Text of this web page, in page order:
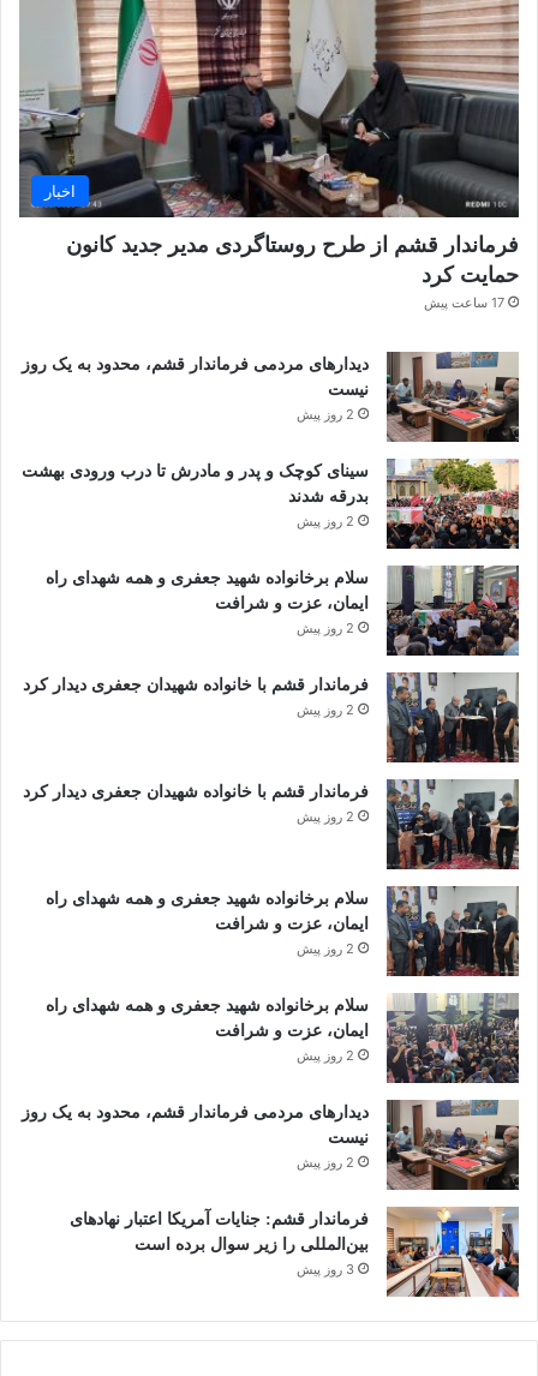
اخبار
فرماندار قشم از طرح روستاگردی مدیر جدید کانون
حمایت کرد ‌ ‌
17 ساعت پیش
دیدارهای مردمی فرماندار قشم، محدود به یک روز
نیست
2 روز پیش
سینای کوچک و پدر و مادرش تا درب ورودی بهشت
بدرقه شدند
2 روز پیش
سلام برخانواده شهید جعفری و همه شهدای راه
ایمان، عزت و شرافت
2 روز پیش
فرماندار قشم با خانواده شهیدان جعفری دیدار کرد
2 روز پیش
فرماندار قشم با خانواده شهیدان جعفری دیدار کرد
2 روز پیش
سلام برخانواده شهید جعفری و همه شهدای راه
ایمان، عزت و شرافت
2 روز پیش
سلام برخانواده شهید جعفری و همه شهدای راه
ایمان، عزت و شرافت
2 روز پیش
دیدارهای مردمی فرماندار قشم، محدود به یک روز
نیست
2 روز پیش
فرماندار قشم: جنایات آمریکا اعتبار نهادهای
بین‌المللی را زیر سوال برده است
3 روز پیش